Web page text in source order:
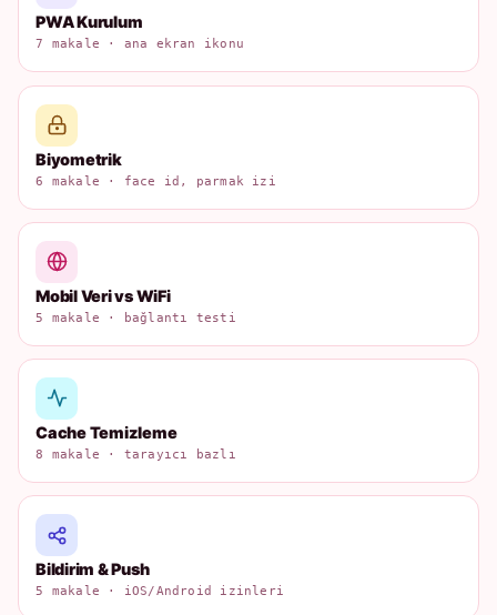
PWA Kurulum
7 makale · ana ekran ikonu
Biyometrik
6 makale · face id, parmak izi
Mobil Veri vs WiFi
5 makale · bağlantı testi
Cache Temizleme
8 makale · tarayıcı bazlı
Bildirim & Push
5 makale · iOS/Android izinleri